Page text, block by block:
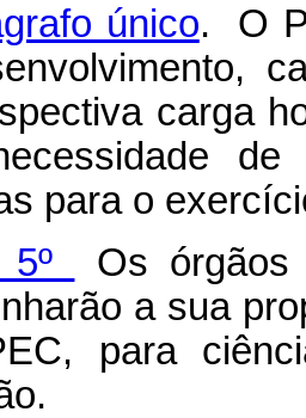
único. O
carga
de
para o
5º
Os
a sua
para